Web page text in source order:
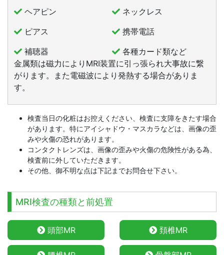
ヘアピン
ネックレス
ピアス
携帯電話
補聴器
各種カード類など
金属類は磁力によりMRI装置に引っ張られ大事故に繋
がります。また電磁波により発熱する場合がありま
す。
検査当日の化粧はお控えください、検査に支障をきたす場合
があります。特にアイシャドウ・マスカラなどは、画像の歪
みや火傷の恐れがあります。
コンタクトレンズは、画像の歪みや火傷の危険性がある為、
検査前に外していただきます。
その他、御不明な点は下記までお問合せ下さい。
MRI検査の種類と前処置
頭部MR 頚椎MR